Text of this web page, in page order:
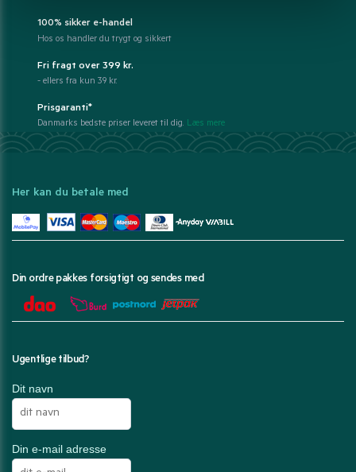
100% sikker e-handel
Hos os handler du trygt og sikkert
Fri fragt over 399 kr.
- ellers fra kun 39 kr.
Prisgaranti*
Danmarks bedste priser leveret til dig. Læs mere
Her kan du betale med
Din ordre pakkes forsigtigt og sendes med
Ugentlige tilbud?
Dit navn
Din e-mail adresse